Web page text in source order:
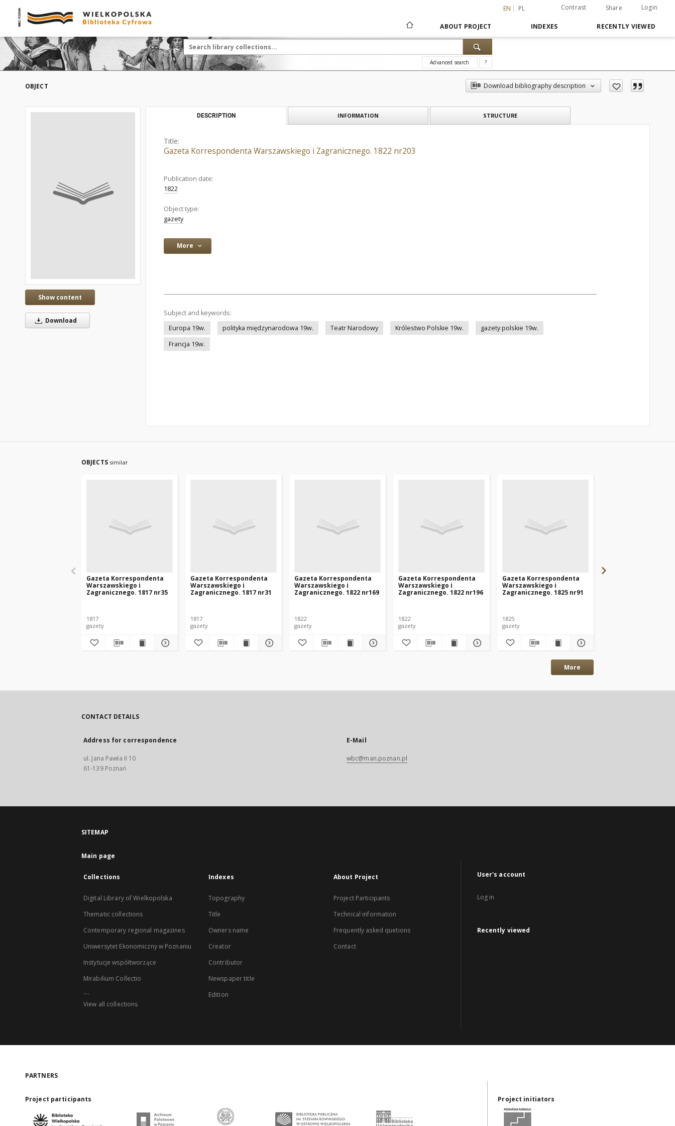
EN PL Contrast Share Login
ABOUT PROJECT INDEXES RECENTLY VIEWED
Advanced search ?
OBJECT Download bibliography description
Show content
Download
DESCRIPTION INFORMATION STRUCTURE
Title:
Gazeta Korrespondenta Warszawskiego i Zagranicznego. 1822 nr203
Publication date:
1822
Object type:
gazety
More
Subject and keywords:
Europa 19w.
polityka międzynarodowa 19w. Teatr Narodowy Królestwo Polskie 19w.
gazety polskie 19w.
Francja 19w.
OBJECTS similar
Gazeta Korrespondenta
Warszawskiego i
Zagranicznego. 1817 nr35
1817
gazety
Gazeta Korrespondenta
Warszawskiego i
Zagranicznego. 1817 nr31
1817
gazety
Gazeta Korrespondenta
Warszawskiego i
Zagranicznego. 1822 nr169
1822
gazety
Gazeta Korrespondenta
Warszawskiego i
Zagranicznego. 1822 nr196
1822
gazety
Gazeta Korrespondenta
Warszawskiego i
Zagranicznego. 1825 nr91
1825
gazety
More
CONTACT DETAILS
Address for correspondence
ul. Jana Pawła II 10
61-139 Poznań
E-Mail
wbc@man.poznan.pl
SITEMAP
Main page
Collections
Digital Library of Wielkopolska
Thematic collections
Contemporary regional magazines
Uniwersytet Ekonomiczny w Poznaniu
Instytucje współtworzące
Mirabilium Collectio
...
View all collections
Indexes
Topography
Title
Owners name
Creator
Contributor
Newspaper title
Edition
About Project
Project Participants
Technical information
Frequently asked quetions
Contact
User's account
Log in
Recently viewed
PARTNERS
Project participants Project initiators